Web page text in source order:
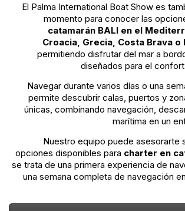
El Palma International Boat Show es
momento para conocer las
catamarán BALI en el
Croacia, Grecia, Costa Brava o
permitiendo disfrutar del mar a
diseñados para el
Navegar durante varios días o una
permite descubrir calas, puertos y
únicas, combinando navegación,
marítima en un
Nuestro equipo puede asesorarte
opciones disponibles para charter en
se trata de una primera experiencia de
una semana completa de navegación